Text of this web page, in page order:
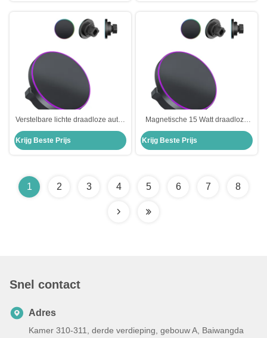
Verstelbare lichte draadloze auto-
oplader stable aansluiting en
werking
Krijg Beste Prijs
Magnetische 15 Watt draadloze
laadmachine Stabiel met
kortsluitingsbescherming
Krijg Beste Prijs
1 2 3 4 5 6 7 8
Snel contact
Adres
Kamer 310-311, derde verdieping, gebouw A, Baiwangda